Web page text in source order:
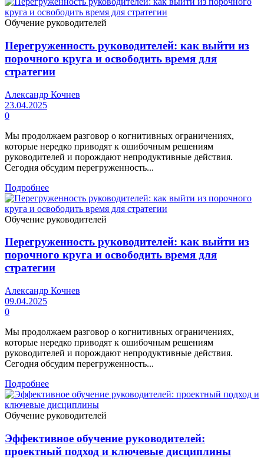
Обучение руководителей
Перегруженность руководителей: как выйти из
порочного круга и освободить время для
стратегии
Александр Кочнев
23.04.2025
0
Мы продолжаем разговор о когнитивных ограничениях,
которые нередко приводят к ошибочным решениям
руководителей и порождают непродуктивные действия.
Сегодня обсудим перегруженность...
Подробнее
Обучение руководителей
Перегруженность руководителей: как выйти из
порочного круга и освободить время для
стратегии
Александр Кочнев
09.04.2025
0
Мы продолжаем разговор о когнитивных ограничениях,
которые нередко приводят к ошибочным решениям
руководителей и порождают непродуктивные действия.
Сегодня обсудим перегруженность...
Подробнее
Обучение руководителей
Эффективное обучение руководителей:
проектный подход и ключевые дисциплины